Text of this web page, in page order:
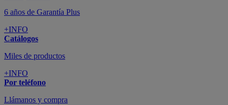
6 años de Garantía Plus
+INFO
Catálogos
Miles de productos
+INFO
Por teléfono
Llámanos y compra